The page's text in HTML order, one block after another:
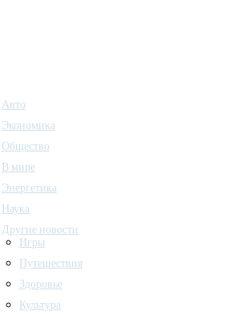
Авто
Экономика
Общество
В мире
Энергетика
Наука
Другие новости
Игры
Путешествия
Здоровье
Культура